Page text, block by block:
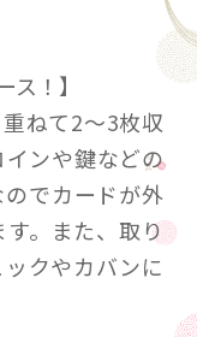
！】
ねて2〜3枚収
ンや鍵などの
でカードが外
。また、取り
クやカバンに